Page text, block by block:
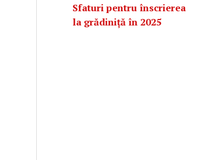
Sfaturi pentru înscrierea
la grădiniță în 2025